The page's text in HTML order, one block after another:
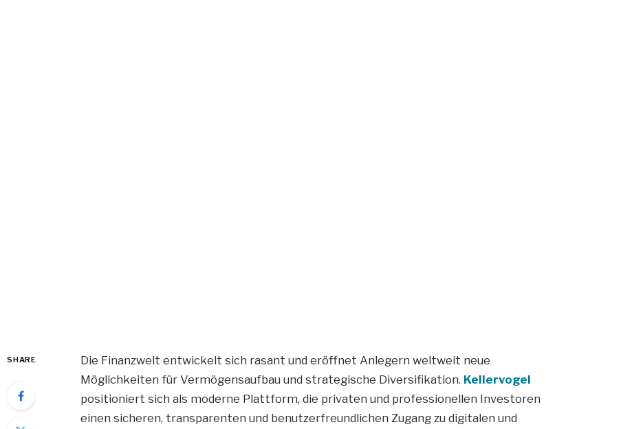
SHARE
Die Finanzwelt entwickelt sich rasant und eröffnet Anlegern weltweit neue
Möglichkeiten für Vermögensaufbau und strategische Diversifikation. Kellervogel
positioniert sich als moderne Plattform, die privaten und professionellen Investoren
einen sicheren, transparenten und benutzerfreundlichen Zugang zu digitalen und